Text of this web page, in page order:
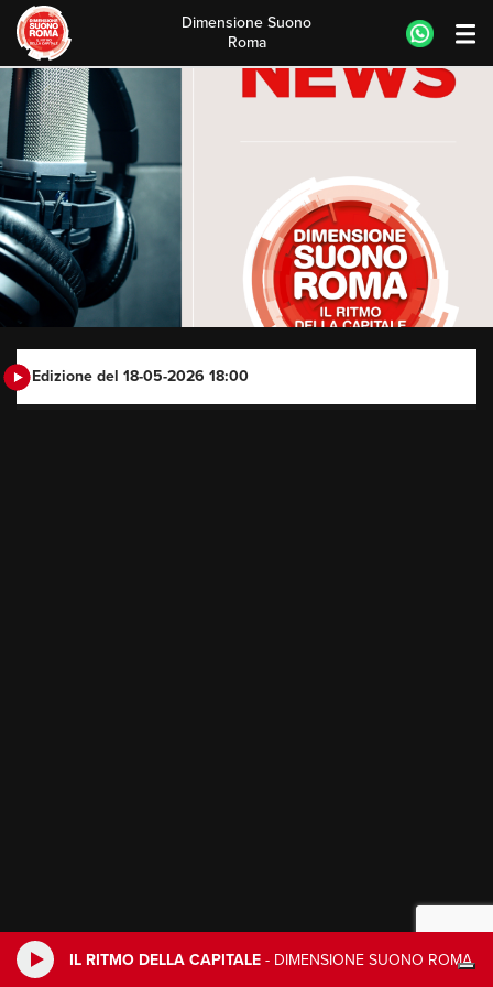
IL RITMO DELLA CAPITALE - DIMENSIONE SUONO ROMA
Skip
to
content
Dimensione Suono
Roma
Edizione del 18-05-2026 18:00